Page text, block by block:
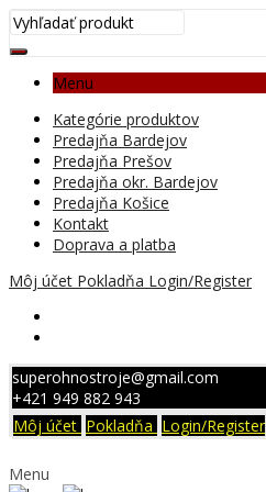
Menu
Kategórie produktov
Predajňa Bardejov
Predajňa Prešov
Predajňa okr. Bardejov
Predajňa Košice
Kontakt
Doprava a platba
Môj účet Pokladňa Login/Register
superohnostroje@gmail.com
+421 949 882 943
Môj účet Pokladňa Login/Register
Menu